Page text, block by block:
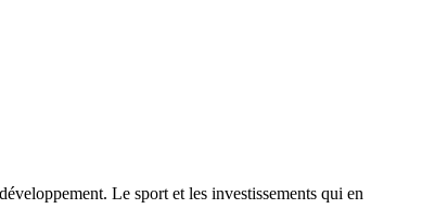
Le sport et les investissements qui en